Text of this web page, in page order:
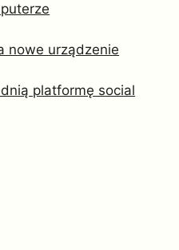
nowe urządzenie
platformę social